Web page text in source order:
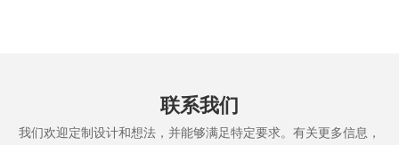
联系我们
我们欢迎定制设计和想法，并能够满足特定要求。有关更多信息，